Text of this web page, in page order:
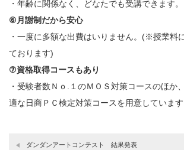
・年齢に関係なく、どなたでも受講できます。
⑥月謝制だから安心
・一度に多額な出費はいりません。(※授業料
ております)
⑦資格取得コースもあり
・受験者数Ｎｏ.１のＭＯＳ対策コースのほか
適な日商ＰＣ検定対策コースを用意しています
ダンダンアートコンテスト 結果発表